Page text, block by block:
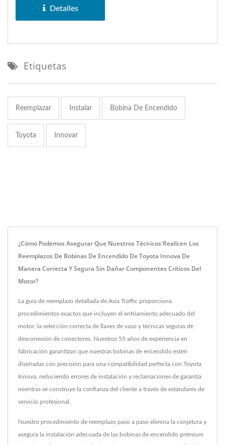
Detalles
Etiquetas
Reemplazar Instalar Bobina De Encendido
Toyota Innovar
¿Cómo Podemos Asegurar Que Nuestros Técnicos Realicen Los
Reemplazos De Bobinas De Encendido De Toyota Innova De
Manera Correcta Y Segura Sin Dañar Componentes Críticos Del
Motor?
La guía de reemplazo detallada de Asia Traffic proporciona
procedimientos exactos que incluyen el enfriamiento adecuado del
motor, la selección correcta de llaves de vaso y técnicas seguras de
desconexión de conectores. Nuestros 55 años de experiencia en
fabricación garantizan que nuestras bobinas de encendido estén
diseñadas con precisión para una compatibilidad perfecta con Toyota
Innova, reduciendo errores de instalación y reclamaciones de garantía
mientras se construye la confianza del cliente a través de estándares de
servicio profesional.
Nuestro procedimiento de reemplazo paso a paso elimina la conjetura y
asegura la instalación adecuada de las bobinas de encendido premium